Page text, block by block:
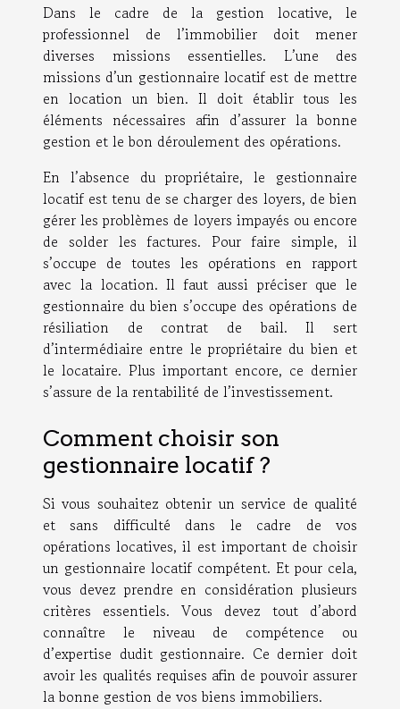
Dans le cadre de la gestion locative, le
professionnel de l’immobilier doit mener
diverses missions essentielles. L’une des
missions d’un gestionnaire locatif est de mettre
en location un bien. Il doit établir tous les
éléments nécessaires afin d’assurer la bonne
gestion et le bon déroulement des opérations.
En l’absence du propriétaire, le gestionnaire
locatif est tenu de se charger des loyers, de bien
gérer les problèmes de loyers impayés ou encore
de solder les factures. Pour faire simple, il
s’occupe de toutes les opérations en rapport
avec la location. Il faut aussi préciser que le
gestionnaire du bien s’occupe des opérations de
résiliation de contrat de bail. Il sert
d’intermédiaire entre le propriétaire du bien et
le locataire. Plus important encore, ce dernier
s’assure de la rentabilité de l’investissement.
Comment choisir son
gestionnaire locatif ?
Si vous souhaitez obtenir un service de qualité
et sans difficulté dans le cadre de vos
opérations locatives, il est important de choisir
un gestionnaire locatif compétent. Et pour cela,
vous devez prendre en considération plusieurs
critères essentiels. Vous devez tout d’abord
connaître le niveau de compétence ou
d’expertise dudit gestionnaire. Ce dernier doit
avoir les qualités requises afin de pouvoir assurer
la bonne gestion de vos biens immobiliers.